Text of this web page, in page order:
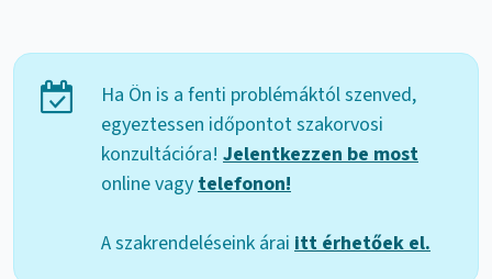
Ha Ön is a fenti problémáktól szenved,
egyeztessen időpontot szakorvosi
konzultációra! Jelentkezzen be most
online vagy telefonon!
A szakrendeléseink árai itt érhetőek el.